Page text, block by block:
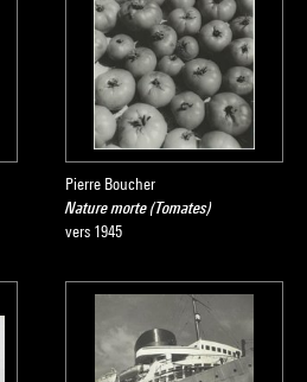
Pierre Boucher
Nature morte (Tomates)
vers 1945